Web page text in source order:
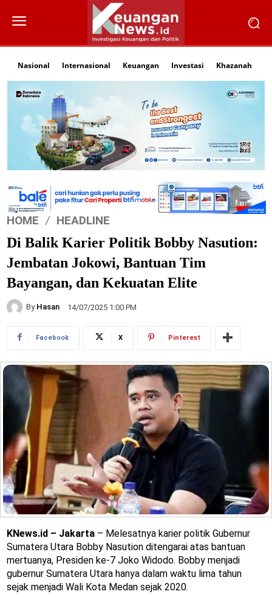
Nasional Internasional Keuangan Investasi Khazanah
HOME HEADLINE
Di Balik Karier Politik Bobby Nasution:
Jembatan Jokowi, Bantuan Tim
Bayangan, dan Kekuatan Elite
By Hasan 14/07/2025 1:00 PM
Facebook X Pinterest
KNews.id – Jakarta – Melesatnya karier politik Gubernur
Sumatera Utara Bobby Nasution ditengarai atas bantuan
mertuanya, Presiden ke-7 Joko Widodo. Bobby menjadi
gubernur Sumatera Utara hanya dalam waktu lima tahun
sejak menjadi Wali Kota Medan sejak 2020.